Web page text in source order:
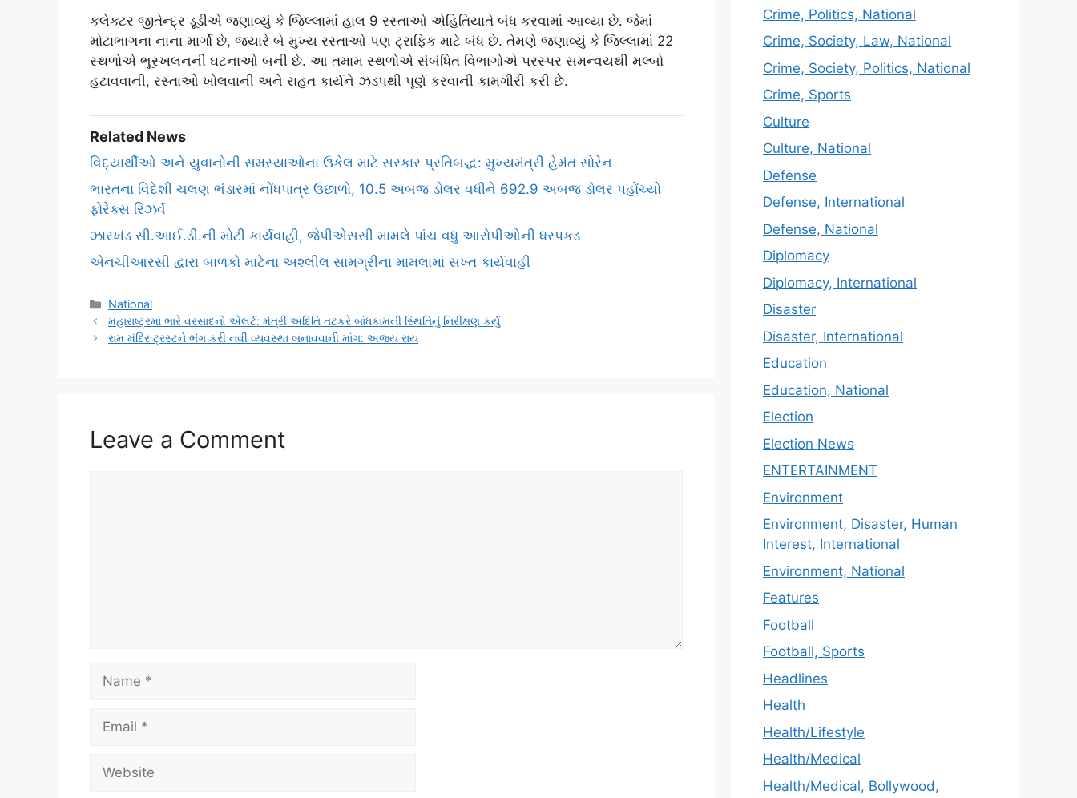
કલેક્ટર જીતેન્દ્ર ડૂડીએ જણાવ્યું કે જિલ્લામાં હાલ 9 રસ્તાઓ એહિતિયાતે બંધ કરવામાં આવ્યા છે. જેમાં
મોટાભાગના નાના માર્ગો છે, જ્યારે બે મુખ્ય રસ્તાઓ પણ ટ્રાફિક માટે બંધ છે. તેમણે જણાવ્યું કે જિલ્લામાં 22
સ્થળોએ ભૂસ્ખલનની ઘટનાઓ બની છે. આ તમામ સ્થળોએ સંબંધિત વિભાગોએ પરસ્પર સમન્વયથી મલ્બો
હટાવવાની, રસ્તાઓ ખોલવાની અને રાહત કાર્યને ઝડપથી પૂર્ણ કરવાની કામગીરી કરી છે.
Related News
વિદ્યાર્થીઓ અને યુવાનોની સમસ્યાઓના ઉકેલ માટે સરકાર પ્રતિબદ્ધ: મુખ્યમંત્રી હેમંત સોરેન
ભારતના વિદેશી ચલણ ભંડારમાં નોંધપાત્ર ઉછાળો, 10.5 અબજ ડોલર વધીને 692.9 અબજ ડોલર પહોંચ્યો
ફોરેક્સ રિઝર્વ
ઝારખંડ સી.આઈ.ડી.ની મોટી કાર્યવાહી, જેપીએસસી મામલે પાંચ વધુ આરોપીઓની ધરપકડ
એનચીઆરસી દ્વારા બાળકો માટેના અશ્લીલ સામગ્રીના મામલામાં સખ્ત કાર્યવાહી
Categories
National
મહારાષ્ટ્રમાં ભારે વરસાદનો એલર્ટ: મંત્રી અદિતિ તટકરે બાંધકામની સ્થિતિનું નિરીક્ષણ કર્યું
રામ મંદિર ટ્રસ્ટને ભંગ કરી નવી વ્યવસ્થા બનાવવાની માંગ: અજય રાય
Leave a Comment
Name
Email
Website
Crime, Politics, National
Crime, Society, Law, National
Crime, Society, Politics, National
Crime, Sports
Culture
Culture, National
Defense
Defense, International
Defense, National
Diplomacy
Diplomacy, International
Disaster
Disaster, International
Education
Education, National
Election
Election News
ENTERTAINMENT
Environment
Environment, Disaster, Human
Interest, International
Environment, National
Features
Football
Football, Sports
Headlines
Health
Health/Lifestyle
Health/Medical
Health/Medical, Bollywood,